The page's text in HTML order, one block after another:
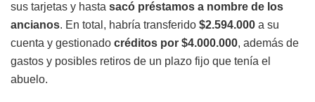
sus tarjetas y hasta sacó préstamos a nombre de los
ancianos. En total, habría transferido $2.594.000 a su
cuenta y gestionado créditos por $4.000.000, además de
gastos y posibles retiros de un plazo fijo que tenía el
abuelo.